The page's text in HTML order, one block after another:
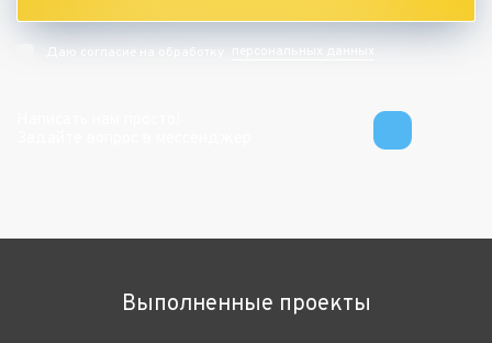
Даю согласие на обработку персональных данных
Выполненные проекты